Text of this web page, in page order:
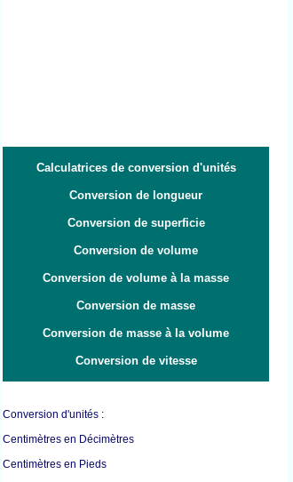
Calculatrices de conversion d'unités
Conversion de longueur
Conversion de superficie
Conversion de volume
Conversion de volume à la masse
Conversion de masse
Conversion de masse à la volume
Conversion de vitesse
Conversion d'unités :
Centimètres en Décimètres
Centimètres en Pieds